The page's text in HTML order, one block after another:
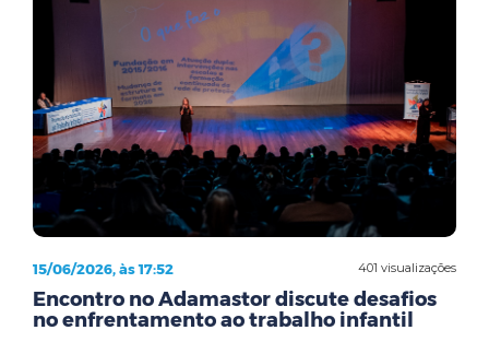
401 visualizações
15/06/2026, às 17:52
Encontro no Adamastor discute desafios
no enfrentamento ao trabalho infantil